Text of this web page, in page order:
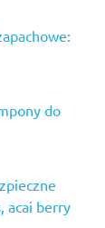
do
acai berry